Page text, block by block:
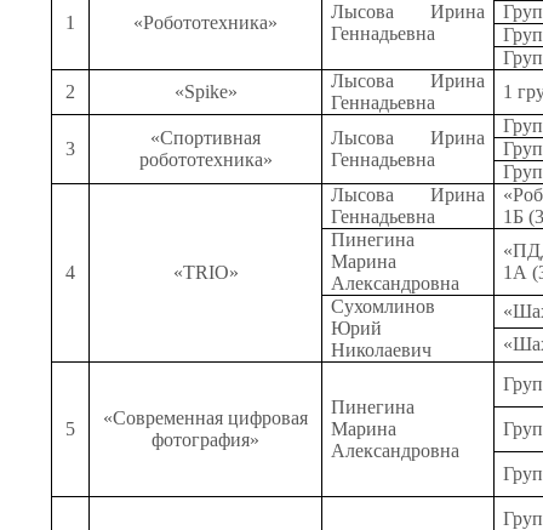
1 «Робототехника»
Лысова Ирина
Геннадьевна
2
«Spike»
Лысова Ирина
Геннадьевна
1
3
«Спортивная
робототехника»
Лысова Ирина
Геннадьевна
4 «TRIO»
Лысова Ирина
Геннадьевна
1Б
Пинегина
Марина
Александровна
1А
Сухомлинов
Юрий
Николаевич
5
«Современная цифровая
фотография»
Пинегина
Марина
Александровна